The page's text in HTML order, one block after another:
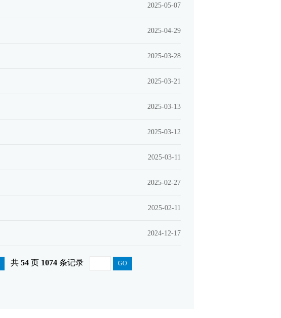
2025-05-07
2025-04-29
2025-03-28
2025-03-21
2025-03-13
2025-03-12
2025-03-11
2025-02-27
2025-02-11
2024-12-17
共 54 页 1074 条记录 GO